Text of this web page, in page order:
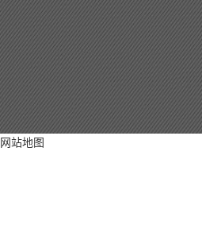
网站地图